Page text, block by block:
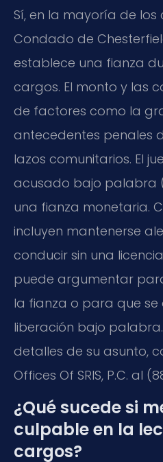
Sí, en la mayoría de los
Condado de
establece una fianza
cargos. El monto y las
de factores como la
antecedentes penales
lazos comunitarios. El
acusado bajo palabra
una fianza monetaria.
incluyen mantenerse
conducir sin una
puede argumentar
la fianza o para que
liberación bajo
detalles de su asunto,
Offices Of SRIS, P.C. al
¿Qué sucede si
culpable en la
cargos?